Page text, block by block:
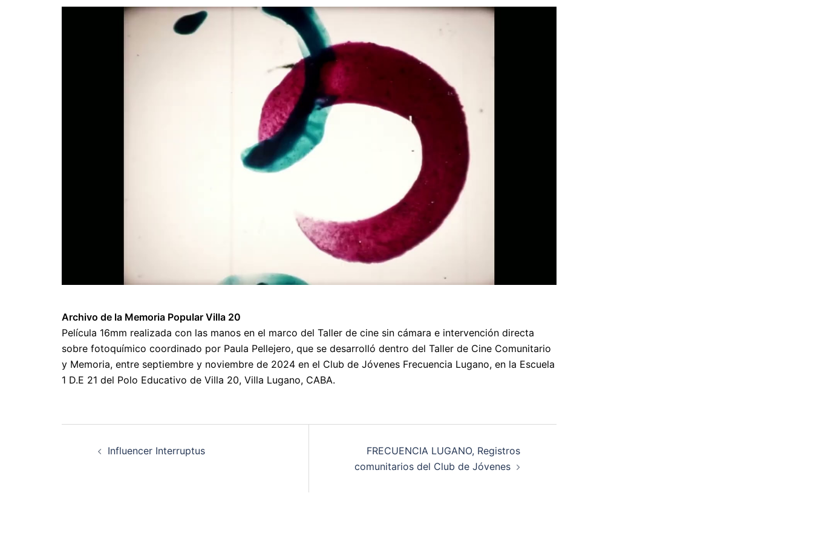
Archivo de la Memoria Popular Villa 20
Película 16mm realizada con las manos en el marco del Taller de cine sin cámara e intervención directa
sobre fotoquímico coordinado por Paula Pellejero, que se desarrolló dentro del Taller de Cine Comunitario
y Memoria, entre septiembre y noviembre de 2024 en el Club de Jóvenes Frecuencia Lugano, en la Escuela
1 D.E 21 del Polo Educativo de Villa 20, Villa Lugano, CABA.
Navegación
Influencer Interruptus
FRECUENCIA LUGANO, Registros
comunitarios del Club de Jóvenes